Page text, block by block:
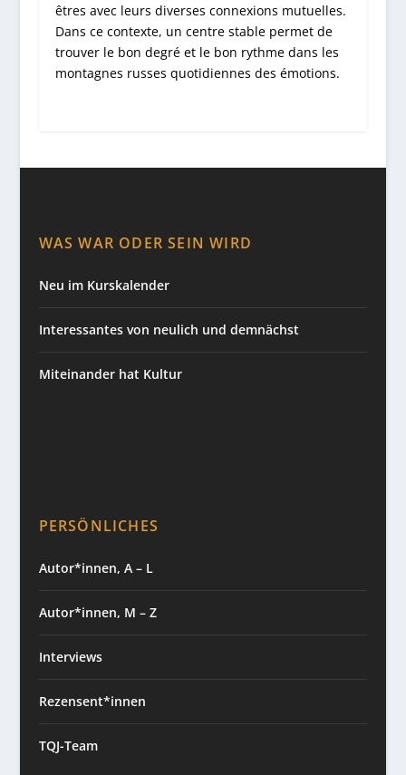
êtres avec leurs diverses connexions mutuelles.
Dans ce contexte, un centre stable permet de
trouver le bon degré et le bon rythme dans les
montagnes russes quotidiennes des émotions.
WAS WAR ODER SEIN WIRD
Neu im Kurskalender
Interessantes von neulich und demnächst
Miteinander hat Kultur
PERSÖNLICHES
Autor*innen, A – L
Autor*innen, M – Z
Interviews
Rezensent*innen
TQJ-Team